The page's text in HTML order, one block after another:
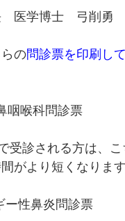
士 弓削勇
の問診票を印刷して
咽喉科問診票
受診される方は、
がより短くなります
ー性鼻炎問診票